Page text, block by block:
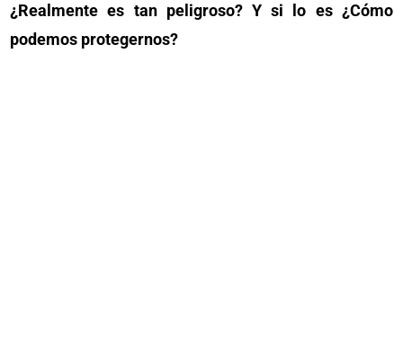
¿Realmente es tan peligroso? Y si lo es ¿Cómo
podemos protegernos?